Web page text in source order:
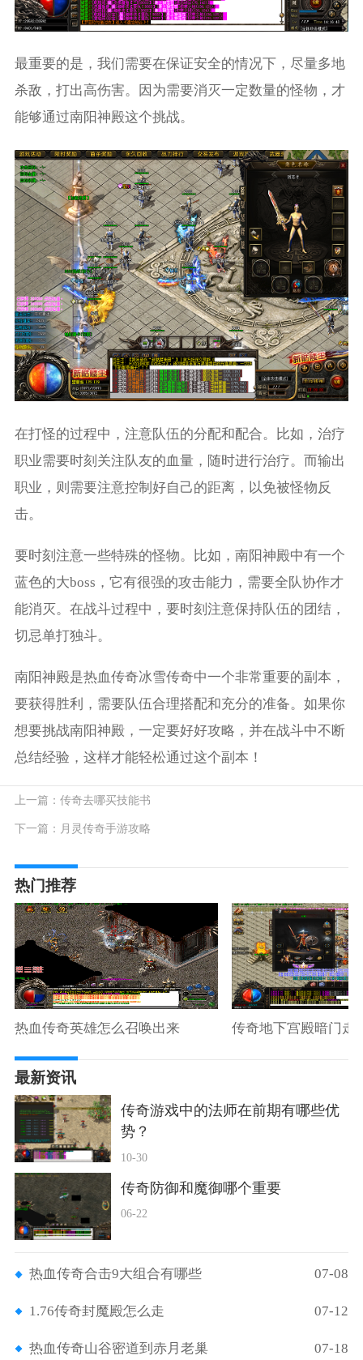
最重要的是，我们需要在保证安全的情况下，尽量多地
杀敌，打出高伤害。因为需要消灭一定数量的怪物，才
能够通过南阳神殿这个挑战。
在打怪的过程中，注意队伍的分配和配合。比如，治疗
职业需要时刻关注队友的血量，随时进行治疗。而输出
职业，则需要注意控制好自己的距离，以免被怪物反
击。
要时刻注意一些特殊的怪物。比如，南阳神殿中有一个
蓝色的大boss，它有很强的攻击能力，需要全队协作才
能消灭。在战斗过程中，要时刻注意保持队伍的团结，
切忌单打独斗。
南阳神殿是热血传奇冰雪传奇中一个非常重要的副本，
要获得胜利，需要队伍合理搭配和充分的准备。如果你
想要挑战南阳神殿，一定要好好攻略，并在战斗中不断
总结经验，这样才能轻松通过这个副本！
上一篇： 传奇去哪买技能书
下一篇： 月灵传奇手游攻略
热门推荐
热血传奇英雄怎么召唤出来 传奇地下宫殿暗门走
最新资讯
传奇游戏中的法师在前期有哪些优
势？
10-30
传奇防御和魔御哪个重要
06-22
热血传奇合击9大组合有哪些 07-08
1.76传奇封魔殿怎么走 07-12
热血传奇山谷密道到赤月老巢 07-18